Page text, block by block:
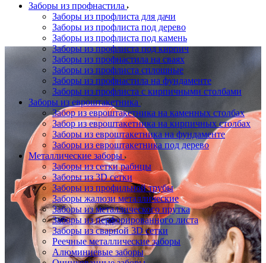
Заборы из профнастила
Заборы из профлиста для дачи
Заборы из профлиста под дерево
Заборы из профлиста под камень
Заборы из профлиста под кирпич
Заборы из профнастила на сваях
Заборы из профлиста сплошные
Заборы из профнастила на фундаменте
Заборы из профлиста с кирпичными столбами
Заборы из евроштакетника
Забор из евроштакетника на каменных столбах
Забор из евроштакетника на кирпичных столбах
Заборы из евроштакетника на фундаменте
Заборы из евроштакетника под дерево
Металлические заборы
Заборы из сетки рабицы
Заборы из 3D сетки
Заборы из профильной трубы
Заборы жалюзи металлические
Заборы из металлического прутка
Заборы из перфорированного листа
Заборы из сварной 3D сетки
Реечные металлические заборы
Алюминиевые заборы